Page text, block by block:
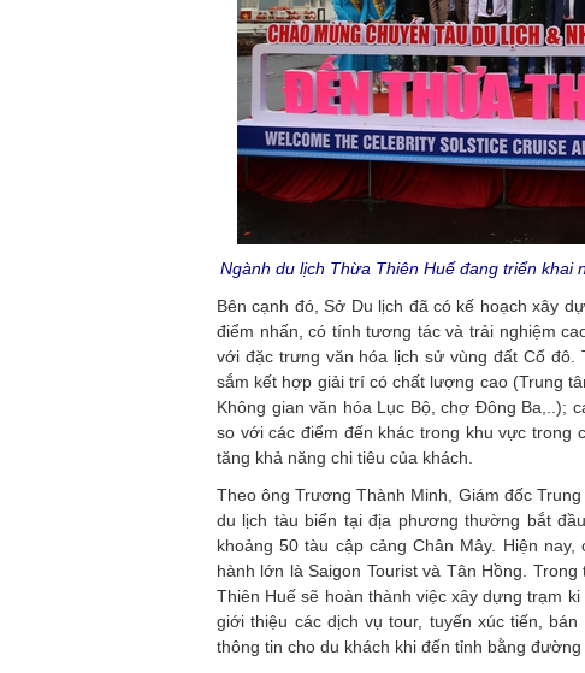
Ngành du lịch Thừa Thiên Huế đang triển khai
Bên cạnh đó, Sở Du lịch đã có kế hoạch xây
điểm nhấn, có tính tương tác và trải nghiệm
với đặc trưng văn hóa lịch sử vùng đất Cố
sắm kết hợp giải trí có chất lượng cao (Trung
Không gian văn hóa Lục Bộ, chợ Đông Ba,..);
so với các điểm đến khác trong khu vực trong
tăng khả năng chi tiêu của khách.
Theo ông Trương Thành Minh, Giám đốc
du lịch tàu biển tại địa phương thường bắt
khoảng 50 tàu cập cảng Chân Mây. Hiện
hành lớn là Saigon Tourist và Tân Hồng.
Thiên Huế sẽ hoàn thành việc xây dựng trạm
giới thiệu các dịch vụ tour, tuyến xúc tiến,
thông tin cho du khách khi đến tỉnh bằng đường